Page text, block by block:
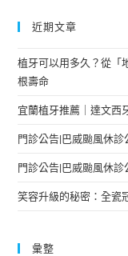
近期文章
植牙可以用多久？從「
根壽命
宜蘭植牙推薦｜達文西
門診公告|巴威颱風休診
門診公告|巴威颱風休診
笑容升級的秘密：全瓷
彙整